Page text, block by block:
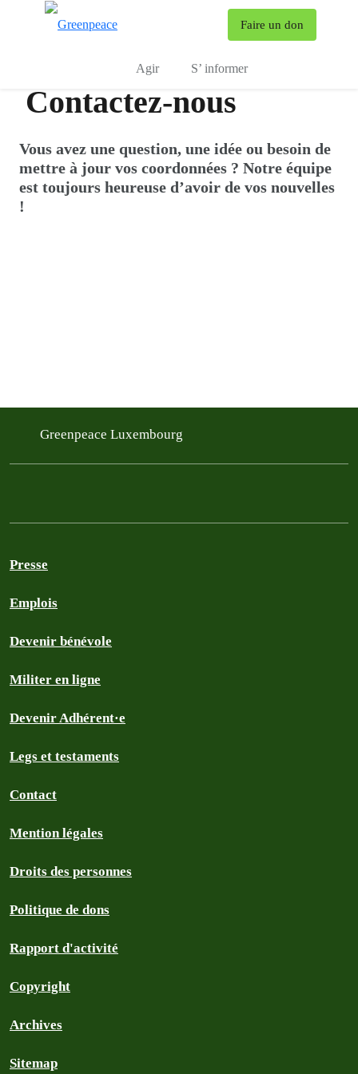
Faire un don
Agir S’ informer
Contactez-nous
Vous avez une question, une idée ou besoin de
mettre à jour vos coordonnées ? Notre équipe
est toujours heureuse d’avoir de vos nouvelles
!
Greenpeace Luxembourg
Presse
Emplois
Devenir bénévole
Militer en ligne
Devenir Adhérent·e
Legs et testaments
Contact
Mention légales
Droits des personnes
Politique de dons
Rapport d'activité
Copyright
Archives
Sitemap